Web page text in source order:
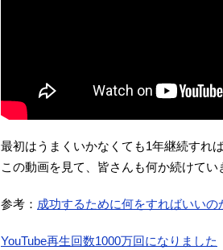
最初はうまくいかなくても1年継続すれ
この動画を見て、皆さんも何か続けてい
参考： 成功するために何をすればいい
YouTube再生回数1000万回になりました